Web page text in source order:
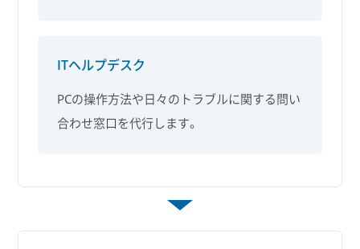
ITヘルプデスク
PCの操作方法や日々のトラブルに関する問い
合わせ窓口を代行します。